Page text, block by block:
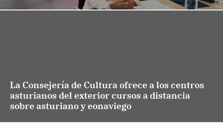
La Consejería de Cultura ofrece a los centros
asturianos del exterior cursos a distancia
sobre asturiano y eonaviego